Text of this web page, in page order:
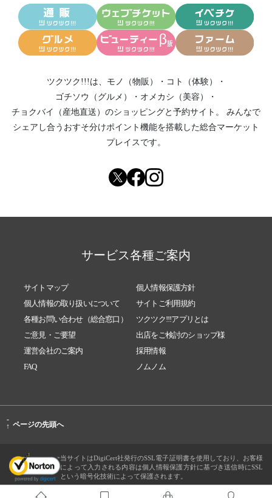
ツクツク!!!は、 モノ（物販） ・ コト（体験）
・
ゴチソウ（グルメ）
・ オメカシ（美容）
・
チョクバイ（産地直送） のショッピングと予約サイト。
みんなで
シェアし合う おすそ分けポイント機能を搭載した総合マーケット
プレイスです。
サービス各種ご案内
サイトマップ
個人情報保護方針
個人情報の取り扱いについて
サイトご利用規約
各種お問い合わせ（総合窓口）
ツクツク!!!アプリとは
ご意見・ご要望
出店をご検討のショップ様
運営会社のご案内
採用情報
FAQ
ノムノム
-
↑ ページの先頭へ
当サイトはDigiCert社発行のSSL電子証明書を使用しており、お客様
によって入力される内容は個人情報保護方針に基づき送信時にSSL
という暗号化技術によって保護されます。